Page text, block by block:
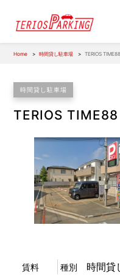
Home 時間貸し駐車場 TERIOS
時間貸し駐車場
TERIOS
賃料 種別 時間貸